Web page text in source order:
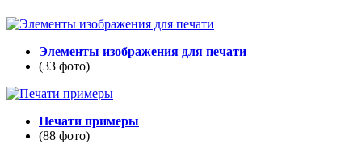
Элементы изображения для печати
(33 фото)
Печати примеры
(88 фото)